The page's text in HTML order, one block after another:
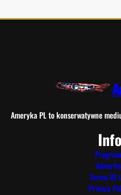
Ameryka PL to konserwatywne
Info
Terms Of
Privacy